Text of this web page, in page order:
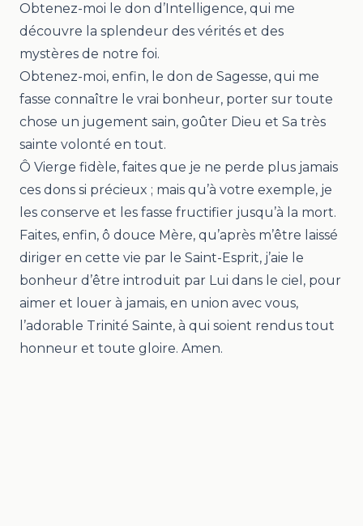
Obtenez-moi le don d’Intelligence, qui me
découvre la splendeur des vérités et des
mystères de notre foi.
Obtenez-moi, enfin, le don de Sagesse, qui me
fasse connaître le vrai bonheur, porter sur toute
chose un jugement sain, goûter Dieu et Sa très
sainte volonté en tout.
Ô Vierge fidèle, faites que je ne perde plus jamais
ces dons si précieux ; mais qu’à votre exemple, je
les conserve et les fasse fructifier jusqu’à la mort.
Faites, enfin, ô douce Mère, qu’après m’être laissé
diriger en cette vie par le Saint-Esprit, j’aie le
bonheur d’être introduit par Lui dans le ciel, pour
aimer et louer à jamais, en union avec vous,
l’adorable Trinité Sainte, à qui soient rendus tout
honneur et toute gloire. Amen.